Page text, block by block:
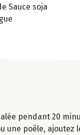
Sauce soja
pendant 20
poêle,